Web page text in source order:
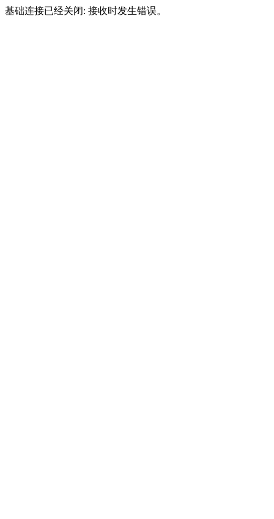
基础连接已经关闭: 接收时发生错误。